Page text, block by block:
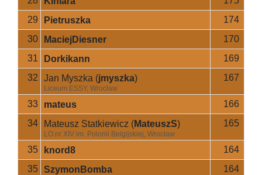
29
Pietruszka
174
30
MaciejDiesner
170
31
Dorkikann
169
32
Jan Myszka (jmyszka)
Liceum ESSY, Wrocław
167
33 mateus
166
34
Mateusz Statkiewicz (MateuszS)
LO nr XIV im. Polonii Belgijskiej, Wrocław
165
35 knord8
164
35 SzymonBomba
164